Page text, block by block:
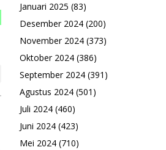
Januari 2025 (83)
Desember 2024 (200)
November 2024 (373)
Oktober 2024 (386)
September 2024 (391)
Agustus 2024 (501)
Juli 2024 (460)
Juni 2024 (423)
Mei 2024 (710)